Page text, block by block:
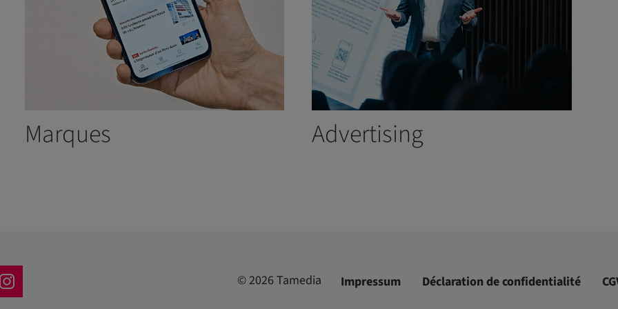
Marques Advertising
©2026 Tamedia Impressum Déclaration de confidentialité